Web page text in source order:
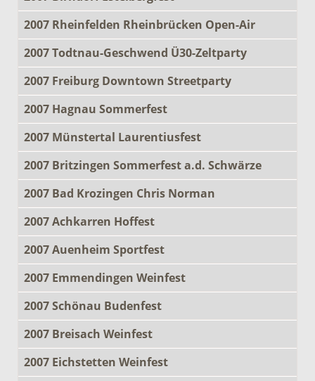
2007 Rheinfelden Rheinbrücken Open-Air
2007 Todtnau-Geschwend Ü30-Zeltparty
2007 Freiburg Downtown Streetparty
2007 Hagnau Sommerfest
2007 Münstertal Laurentiusfest
2007 Britzingen Sommerfest a.d. Schwärze
2007 Bad Krozingen Chris Norman
2007 Achkarren Hoffest
2007 Auenheim Sportfest
2007 Emmendingen Weinfest
2007 Schönau Budenfest
2007 Breisach Weinfest
2007 Eichstetten Weinfest